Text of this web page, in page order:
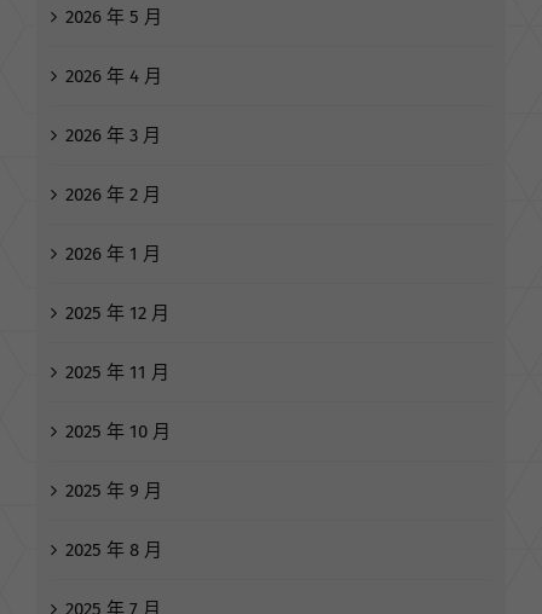
2026 年 5 月
2026 年 4 月
2026 年 3 月
2026 年 2 月
2026 年 1 月
2025 年 12 月
2025 年 11 月
2025 年 10 月
2025 年 9 月
2025 年 8 月
2025 年 7 月